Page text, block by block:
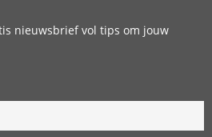
nieuwsbrief vol tips om jouw